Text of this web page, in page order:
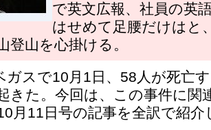
で英文広報、社員の英
はせめて足腰だけはと
登山を心掛ける。
ガスで10月1日、58人が死亡
きた。今回は、この事件に関
月11日号の記事を全訳で紹介